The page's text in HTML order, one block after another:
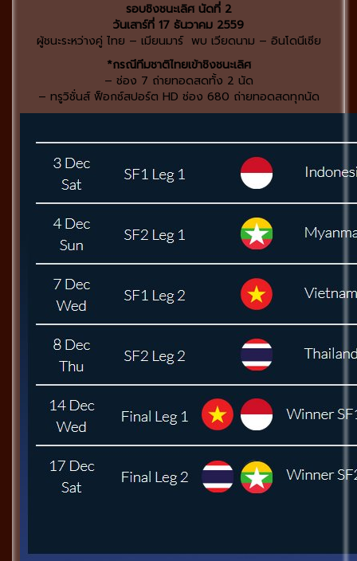
รอบชิงชนะเลิศ นัดที่ 2
วันเสาร์ที่ 17 ธันวาคม 2559
ผู้ชนะระหว่างคู่ ไทย – เมียนมาร์ พบ เวียดนาม – อินโดนีเซีย
*กรณีทีมชาติไทยเข้าชิงชนะเลิศ
– ช่อง 7 ถ่ายทอดสดทั้ง 2 นัด
– ทรูวิชั่นส์ ฟ็อกซ์สปอร์ต HD ช่อง 680 ถ่ายทอดสดทุกนัด